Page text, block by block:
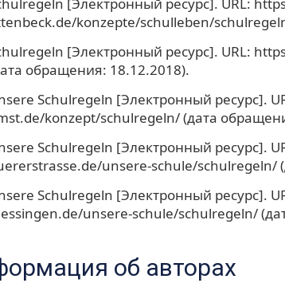
[Электронный ресурс]. URL:
konzepte/schulleben/
[Электронный ресурс]. URL:
обращения: 18.12.2018).
Schulregeln [Электронный ресурс].
konzept/schulregeln/ (дата
Schulregeln [Электронный ресурс].
unsere-schule/schulregeln/
Schulregeln [Электронный ресурс].
unsere-schule/schulregeln/
об авторах